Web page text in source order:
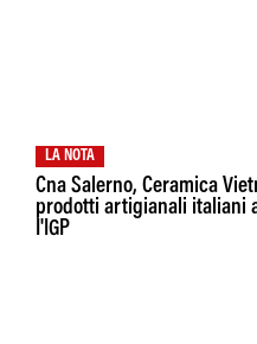
LA NOTA
Cna Salerno, Ceramica
prodotti artigianali italiani
I'IGP